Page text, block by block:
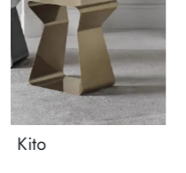
Kito